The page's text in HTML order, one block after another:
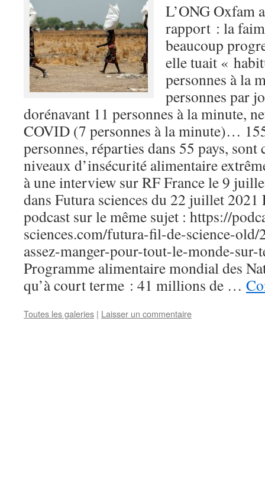
L’ONG Oxfam
rapport : la
beaucoup
elle tuait «
personnes à la
personnes par
dorénavant 11 personnes à la minute,
COVID (7 personnes à la minute)…
personnes, réparties dans 55 pays, sont
niveaux d’insécurité alimentaire
à une interview sur RF France le 9
dans Futura sciences du 22 juillet 2021
podcast sur le même sujet : https://
sciences.com/futura-fil-de-science-
assez-manger-pour-tout-le-monde-
Programme alimentaire mondial des
qu’à court terme : 41 millions de …
Toutes les galeries | Laisser un commentaire